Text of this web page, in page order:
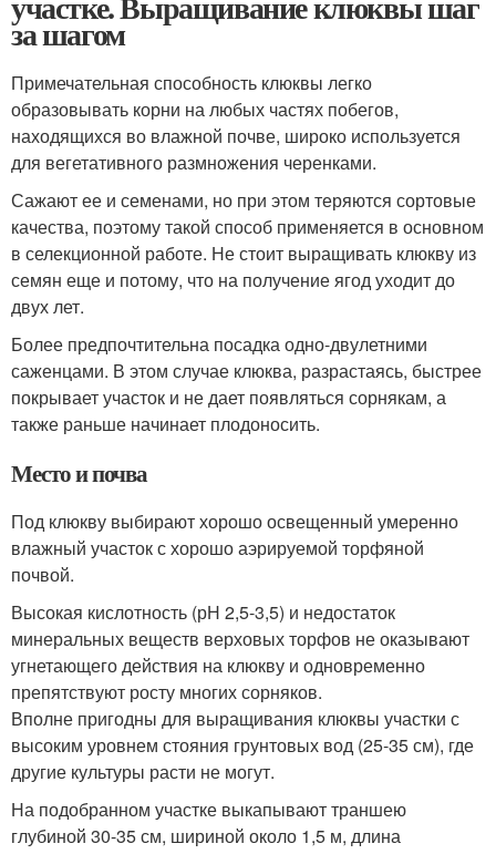
за шагом
Примечательная способность клюквы легко
образовывать корни на любых частях побегов,
находящихся во влажной почве, широко используется
для вегетативного размножения черенками.
Сажают ее и семенами, но при этом теряются сортовые
качества, поэтому такой способ применяется в основном
в селекционной работе. Не стоит выращивать клюкву из
семян еще и потому, что на получение ягод уходит до
двух лет.
Более предпочтительна посадка одно-двулетними
саженцами. В этом случае клюква, разрастаясь, быстрее
покрывает участок и не дает появляться сорнякам, а
также раньше начинает плодоносить.
Место и почва
Под клюкву выбирают хорошо освещенный умеренно
влажный участок с хорошо аэрируемой торфяной
почвой.
Высокая кислотность (рН 2,5-3,5) и недостаток
минеральных веществ верховых торфов не оказывают
угнетающего действия на клюкву и одновременно
препятствуют росту многих сорняков.
Вполне пригодны для выращивания клюквы участки с
высоким уровнем стояния грунтовых вод (25-35 см), где
другие культуры расти не могут.
На подобранном участке выкапывают траншею
глубиной 30-35 см, шириной около 1,5 м, длина